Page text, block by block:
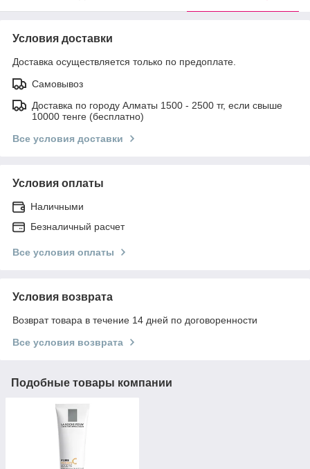
Условия доставки
Доставка осуществляется только по предоплате.
Самовывоз
Доставка по городу Алматы 1500 - 2500 тг, если свыше
10000 тенге (бесплатно)
Все условия доставки
Условия оплаты
Наличными
Безналичный расчет
Все условия оплаты
Условия возврата
Возврат товара в течение 14 дней по договоренности
Все условия возврата
Подобные товары компании